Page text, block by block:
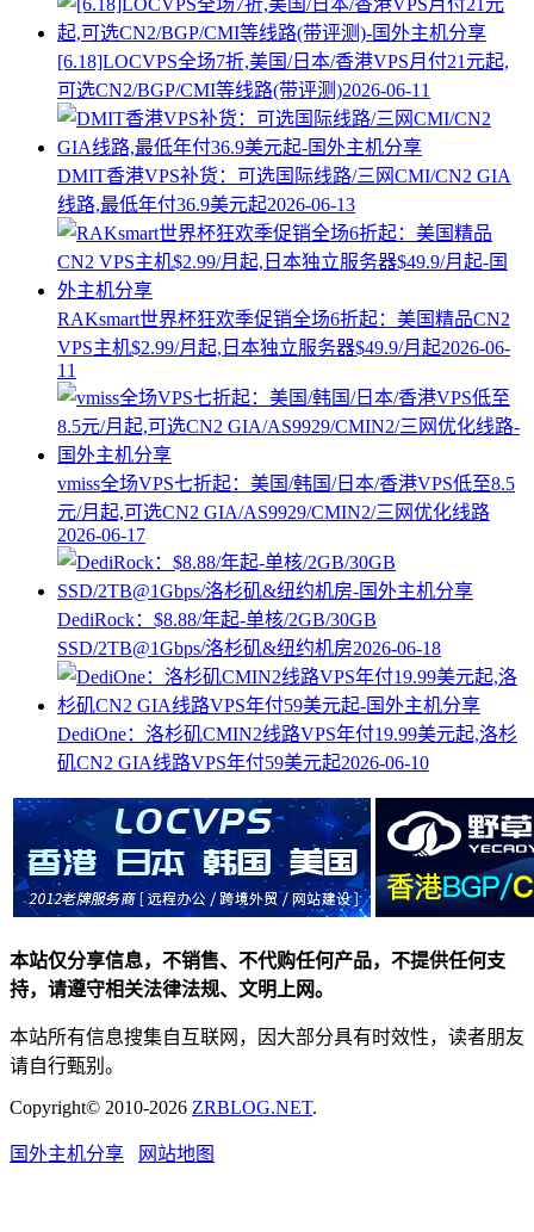
[6.18]LOCVPS全场7折,美国/日本/香港VPS月付21元起,
可选CN2/BGP/CMI等线路(带评测)2026-06-11
DMIT香港VPS补货：可选国际线路/三网CMI/CN2 GIA
线路,最低年付36.9美元起2026-06-13
RAKsmart世界杯狂欢季促销全场6折起：美国精品CN2
VPS主机$2.99/月起,日本独立服务器$49.9/月起2026-06-
11
vmiss全场VPS七折起：美国/韩国/日本/香港VPS低至8.5
元/月起,可选CN2 GIA/AS9929/CMIN2/三网优化线路
2026-06-17
DediRock：$8.88/年起-单核/2GB/30GB
SSD/2TB@1Gbps/洛杉矶&纽约机房2026-06-18
DediOne：洛杉矶CMIN2线路VPS年付19.99美元起,洛杉
矶CN2 GIA线路VPS年付59美元起2026-06-10
本站仅分享信息，不销售、不代购任何产品，不提供任何支
持，请遵守相关法律法规、文明上网。
本站所有信息搜集自互联网，因大部分具有时效性，读者朋友
请自行甄别。
Copyright© 2010-2026 ZRBLOG.NET.
国外主机分享 网站地图